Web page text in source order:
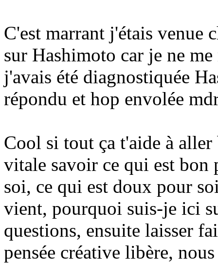
C'est marrant j'étais venue
sur Hashimoto car je ne
j'avais été diagnostiquée
répondu et hop envolée
Cool si tout ça t'aide à aller
vitale savoir ce qui est bon
soi, ce qui est doux pour
vient, pourquoi suis-je ici
questions, ensuite laisser
pensée créative libère,